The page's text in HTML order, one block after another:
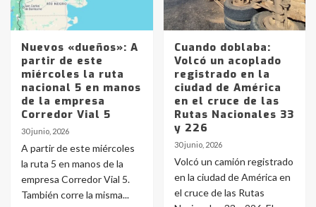
Nuevos «dueños»: A
partir de este
miércoles la ruta
nacional 5 en manos
de la empresa
Corredor Vial 5
30 junio, 2026
A partir de este miércoles
la ruta 5 en manos de la
empresa Corredor Vial 5.
También corre la misma...
Cuando doblaba:
Volcó un acoplado
registrado en la
ciudad de América
en el cruce de las
Rutas Nacionales 33
y 226
30 junio, 2026
Volcó un camión registrado
en la ciudad de América en
el cruce de las Rutas